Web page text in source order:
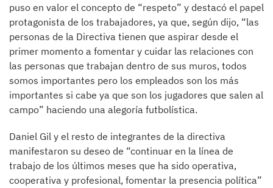
puso en valor el concepto de “respeto” y destacó el papel
protagonista de los trabajadores, ya que, según dijo, “las
personas de la Directiva tienen que aspirar desde el
primer momento a fomentar y cuidar las relaciones con
las personas que trabajan dentro de sus muros, todos
somos importantes pero los empleados son los más
importantes si cabe ya que son los jugadores que salen al
campo” haciendo una alegoría futbolística.
Daniel Gil y el resto de integrantes de la directiva
manifestaron su deseo de “continuar en la línea de
trabajo de los últimos meses que ha sido operativa,
cooperativa y profesional, fomentar la presencia política”